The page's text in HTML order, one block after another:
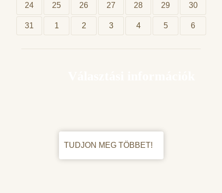
24 25 26 27 28 29 30
31 1 2 3 4 5 6
TUDJON MEG TÖBBET!